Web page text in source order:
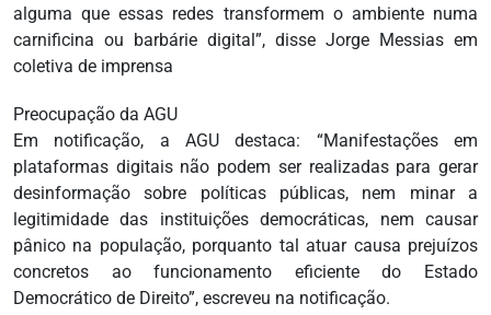
alguma que essas redes transformem o ambiente numa
carnificina ou barbárie digital”, disse Jorge Messias em
coletiva de imprensa
Preocupação da AGU
Em notificação, a AGU destaca: “Manifestações em
plataformas digitais não podem ser realizadas para gerar
desinformação sobre políticas públicas, nem minar a
legitimidade das instituições democráticas, nem causar
pânico na população, porquanto tal atuar causa prejuízos
concretos ao funcionamento eficiente do Estado
Democrático de Direito”, escreveu na notificação.